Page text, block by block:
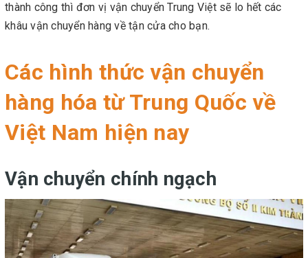
thành công thì đơn vị vận chuyển Trung Việt sẽ lo hết các
khâu vận chuyển hàng về tận cửa cho bạn.
Các hình thức vận chuyển
hàng hóa từ Trung Quốc về
Việt Nam hiện nay
Vận chuyển chính ngạch